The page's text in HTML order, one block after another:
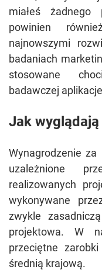
miałeś żadnego
powinien
najnowszymi
badaniach
stosowane
badawczej
Jak
Wynagrodzenie
uzależnione
realizowanych
wykonywane
zwykle
projektowa. W
przeciętne
średnią krajową.